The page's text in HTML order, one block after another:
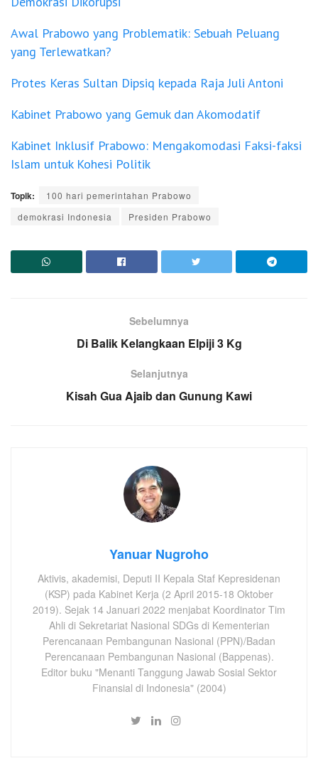
Awal Prabowo yang Problematik: Sebuah Peluang
yang Terlewatkan?
Protes Keras Sultan Dipsiq kepada Raja Juli Antoni
Kabinet Prabowo yang Gemuk dan Akomodatif
Kabinet Inklusif Prabowo: Mengakomodasi Faksi-faksi
Islam untuk Kohesi Politik
Topik:
100 hari pemerintahan Prabowo
demokrasi Indonesia
Presiden Prabowo
Sebelumnya
Di Balik Kelangkaan Elpiji 3 Kg
Selanjutnya
Kisah Gua Ajaib dan Gunung Kawi
Yanuar Nugroho
Aktivis, akademisi, Deputi II Kepala Staf Kepresidenan
(KSP) pada Kabinet Kerja (2 April 2015-18 Oktober
2019). Sejak 14 Januari 2022 menjabat Koordinator Tim
Ahli di Sekretariat Nasional SDGs di Kementerian
Perencanaan Pembangunan Nasional (PPN)/Badan
Perencanaan Pembangunan Nasional (Bappenas).
Editor buku "Menanti Tanggung Jawab Sosial Sektor
Finansial di Indonesia" (2004)